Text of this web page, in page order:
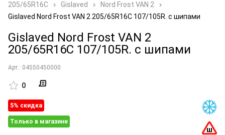
205/65R16C
Gislaved
Nord Frost VAN 2
Gislaved Nord Frost VAN 2 205/65R16C 107/105R. с шипами
Gislaved Nord Frost VAN 2
205/65R16C 107/105R. с шипами
Арт.: 04550450000
0
5% cкидка
Только в магазине